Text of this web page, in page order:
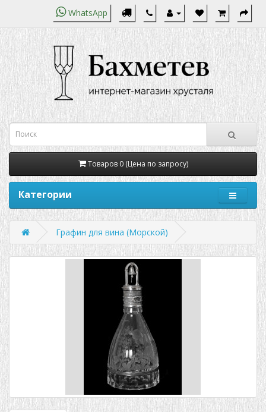
WhatsApp
Товаров 0 (Цена по запросу)
Категории
Графин для вина (Морской)